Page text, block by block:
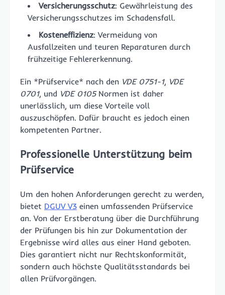
Versicherungsschutz: Gewährleistung des
Versicherungsschutzes im Schadensfall.
Kosteneffizienz: Vermeidung von
Ausfallzeiten und teuren Reparaturen durch
frühzeitige Fehlererkennung.
Ein *Prüfservice* nach den VDE 0751-1, VDE
0701, und VDE 0105Normen ist daher
unerlässlich, um diese Vorteile voll
auszuschöpfen. Dafür braucht es jedoch einen
kompetenten Partner.
Professionelle Unterstützung beim
Prüfservice
Um den hohen Anforderungen gerecht zu werden,
bietet DGUV V3 einen umfassenden Prüfservice
an. Von der Erstberatung über die Durchführung
der Prüfungen bis hin zur Dokumentation der
Ergebnisse wird alles aus einer Hand geboten.
Dies garantiert nicht nur Rechtskonformität,
sondern auch höchste Qualitätsstandards bei
allen Prüfvorgängen.